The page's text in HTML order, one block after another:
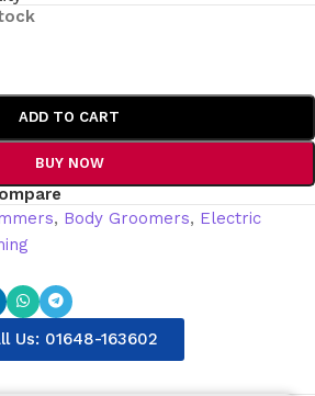
ADD TO CART
BUY NOW
, Body Groomers, Electric
Us: 01648-163602